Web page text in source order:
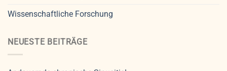
Wissenschaftliche Forschung
NEUESTE BEITRÄGE